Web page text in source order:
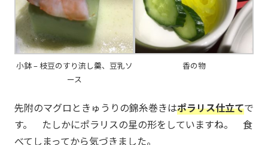
小鉢 – 枝豆のすり流し羹、豆乳ソ
ース
香の物
先附のマグロときゅうりの錦糸巻きはポラリス仕立てで
す。 たしかにポラリスの星の形をしていますね。 食
べてしまってから気づきました。